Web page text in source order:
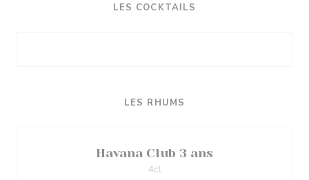
LES COCKTAILS
LES RHUMS
Havana Club 3 ans
4cl